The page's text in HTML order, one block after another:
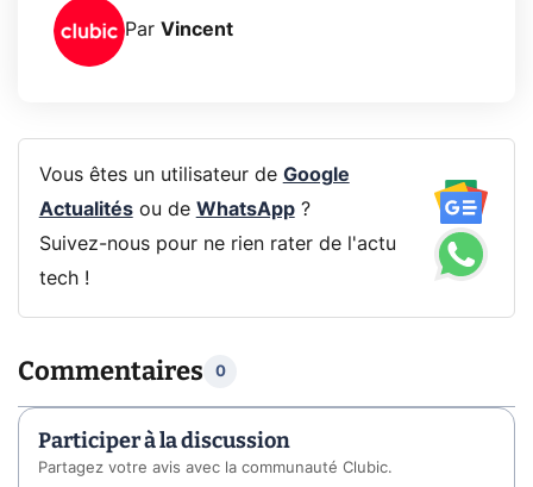
Par Vincent
Vous êtes un utilisateur de Google
Actualitésou de WhatsApp?
Suivez-nous pour ne rien rater de l'actu
tech !
Commentaires 0
Participer à la discussion
Partagez votre avis avec la communauté Clubic.